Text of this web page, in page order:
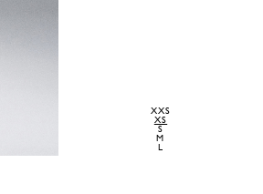
XXS
XS
S
M
L